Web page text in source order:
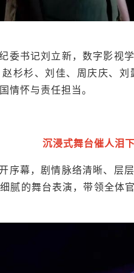
委书记刘立新，数字影视
杉杉、刘佳、周庆庆、
情怀与责任担当。
沉浸式舞台催人泪
序幕，剧情脉络清晰、层
腻的舞台表演，带领全体